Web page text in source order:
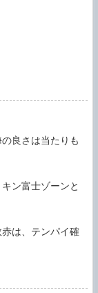
良さは当たりも
ン富士ゾーンと
は、テンパイ確